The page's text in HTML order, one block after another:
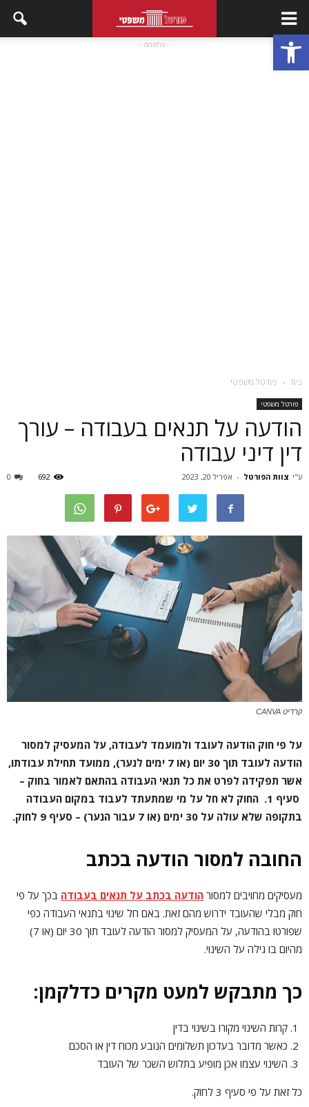
פתח סרגל נגישות - פרסומת -
בית פורטל משפטי
פורטל משפטי
הודעה על תנאים בעבודה – עורך
דין דיני עבודה
ע"י צוות הפורטל - אפריל 20, 2023 0 692
קרדיט CANVA
על פי חוק הודעה לעובד ולמועמד לעבודה, על המעסיק למסור
הודעה לעובד תוך 30 יום (או 7 ימים לנער), ממועד תחילת עבודתו,
אשר תפקידה לפרט את כל תנאי העבודה בהתאם לאמור בחוק –
סעיף 1. החוק לא חל על מי שמתעתד לעבוד במקום העבודה
בתקופה שלא עולה על 30 ימים (או 7 עבור הנער) – סעיף 9 לחוק.
החובה למסור הודעה בכתב
מעסיקים מחויבים למסור הודעה בכתב על תנאים בעבודה בכך על פי
חוק מבלי שהעובד ידרוש מהם זאת. באם חל שינוי בתנאי העבודה כפי
שפורטו בהודעה, על המעסיק למסור הודעה לעובד תוך 30 יום (או 7)
מהיום בו גילה על השינוי.
כך מתבקש למעט מקרים כדלקמן:
קרות השינוי מקורו בשינוי בדין
כאשר מדובר בעדכון תשלומים הנובע מכוח דין או הסכם
השינוי עצמו אכן מופיע בתלוש השכר של העובד
כל זאת על פי סעיף 3 לחוק.